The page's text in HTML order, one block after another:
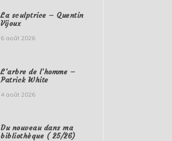
La sculptrice – Quentin
Vijoux
6 août 2026
L’arbre de l’homme –
Patrick White
4 août 2026
Du nouveau dans ma
bibliothèque ( 25/26)